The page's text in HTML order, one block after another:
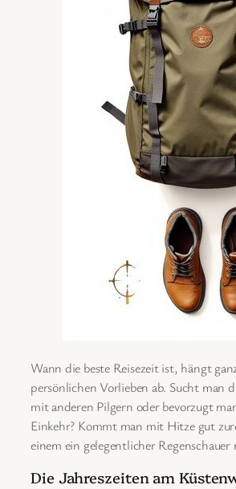
Wann die beste Reisezeit ist, hängt
persönlichen Vorlieben ab. Sucht man
mit anderen Pilgern oder bevorzugt
Einkehr? Kommt man mit Hitze gut
einem ein gelegentlicher Regenschauer
Die Jahreszeiten am